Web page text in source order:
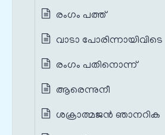
രംഗം പത്ത്
വാടാ പോരിന്നായിവിടെ
രംഗം പതിനൊന്ന്
ആരെന്നുനീ
ശക്രാത്മജന്‍ ഞാനറിക